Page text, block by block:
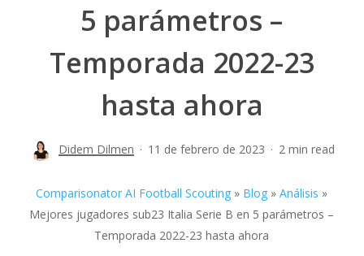
5 parámetros –
Temporada 2022-23
hasta ahora
Didem Dilmen 11 de febrero de 2023 2 min read
Comparisonator AI Football Scouting » Blog »Análisis »
Mejores jugadores sub23 Italia Serie B en 5 parámetros –
Temporada 2022-23 hasta ahora